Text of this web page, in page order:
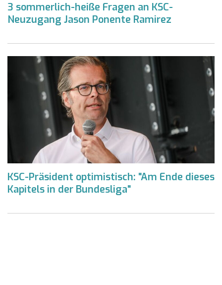
3 sommerlich-heiße Fragen an KSC-
Neuzugang Jason Ponente Ramirez
KSC-Präsident optimistisch: "Am Ende dieses
Kapitels in der Bundesliga"